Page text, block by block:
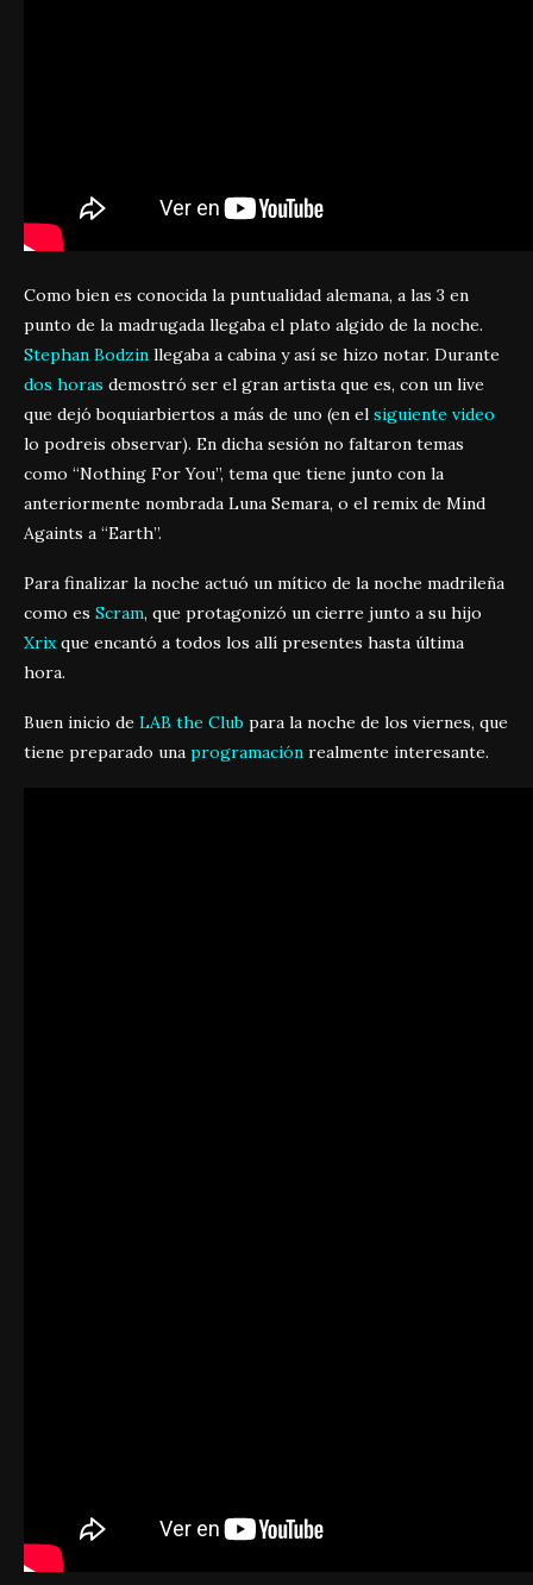
Como bien es conocida la puntualidad alemana, a las 3 en
punto de la madrugada llegaba el plato algido de la noche.
Stephan Bodzin llegaba a cabina y así se hizo notar. Durante
dos horas demostró ser el gran artista que es, con un live
que dejó boquiarbiertos a más de uno (en el siguiente video
lo podreis observar). En dicha sesión no faltaron temas
como “Nothing For You”, tema que tiene junto con la
anteriormente nombrada Luna Semara, o el remix de Mind
Againts a “Earth”.
Para finalizar la noche actuó un mítico de la noche madrileña
como es Scram, que protagonizó un cierre junto a su hijo
Xrixque encantó a todos los allí presentes hasta última
hora.
Buen inicio de LAB the Club para la noche de los viernes, que
tiene preparado una programación realmente interesante.